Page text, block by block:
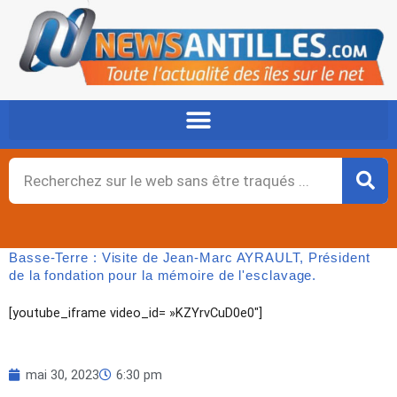
contenu
Rechercher
Basse-Terre : Visite de Jean-Marc AYRAULT, Président
de la fondation pour la mémoire de l'esclavage.
[youtube_iframe video_id= »KZYrvCuD0e0″]
mai 30, 2023 6:30 pm